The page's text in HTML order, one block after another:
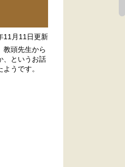
月11日更新
教頭先生から
、というお話
うです。